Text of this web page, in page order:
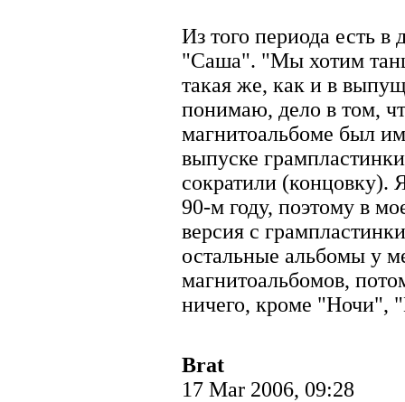
Из того периода есть в
"Саша". "Мы хотим
такая же, как и в
понимаю, дело в том,
магнитоальбоме был
выпуске
сократили (концовку).
90-м году, поэтому в
версия с
остальные альбомы у
магнитоальбомов,
ничего, кроме "Ночи",
Brat
17 Mar 2006, 09:28